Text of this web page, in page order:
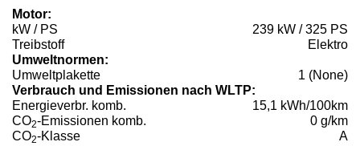
Motor:
kW / PS
239 kW / 325 PS
Treibstoff
Elektro
Umweltnormen:
Umweltplakette
1 (None)
Verbrauch und Emissionen nach WLTP:
Energieverbr. komb.
15,1 kWh/100km
CO2-Emissionen komb.
0 g/km
CO2-Klasse A